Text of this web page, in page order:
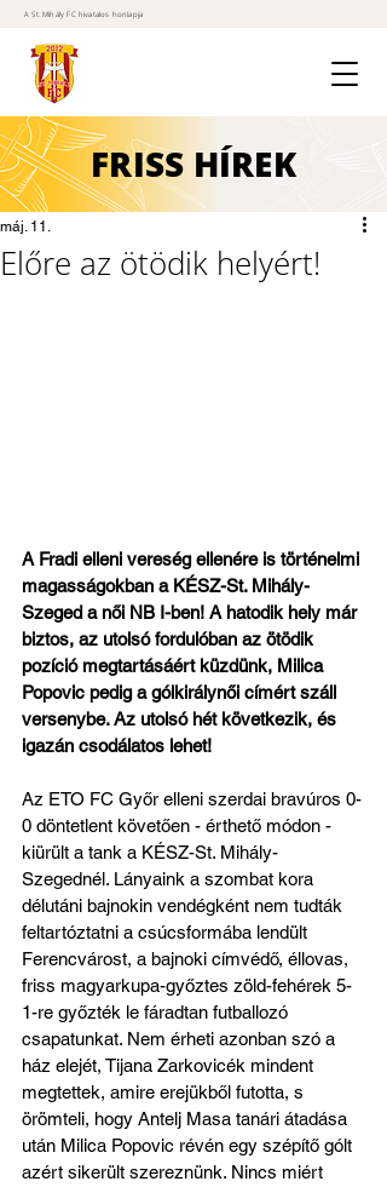
A St. Mihály FC hivatalos honlapja
FRISS HÍREK
Előre az ötödik helyért!
máj. 11.
A Fradi elleni vereség ellenére is történelmi
magasságokban a KÉSZ-St. Mihály-
Szeged a női NB I-ben! A hatodik hely már
biztos, az utolsó fordulóban az ötödik
pozíció megtartásáért küzdünk, Milica
Popovic pedig a gólkirálynői címért száll
versenybe. Az utolsó hét következik, és
igazán csodálatos lehet!
Az ETO FC Győr elleni szerdai bravúros 0-
0 döntetlent követően - érthető módon -
kiürült a tank a KÉSZ-St. Mihály-
Szegednél. Lányaink a szombat kora
délutáni bajnokin vendégként nem tudták
feltartóztatni a csúcsformába lendült
Ferencvárost, a bajnoki címvédő, éllovas,
friss magyarkupa-győztes zöld-fehérek 5-
1-re győzték le fáradtan futballozó
csapatunkat. Nem érheti azonban szó a
ház elejét, Tijana Zarkovicék mindent
megtettek, amire erejükből futotta, s
örömteli, hogy Antelj Masa tanári átadása
után Milica Popovic révén egy szépítő gólt
azért sikerült szereznünk. Nincs miért